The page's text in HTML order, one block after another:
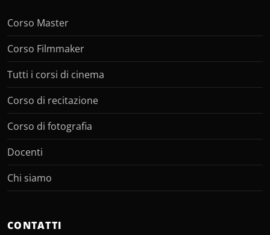
Corso Master
Corso Filmmaker
Tutti i corsi di cinema
Corso di recitazione
Corso di fotografia
Docenti
Chi siamo
CONTATTI